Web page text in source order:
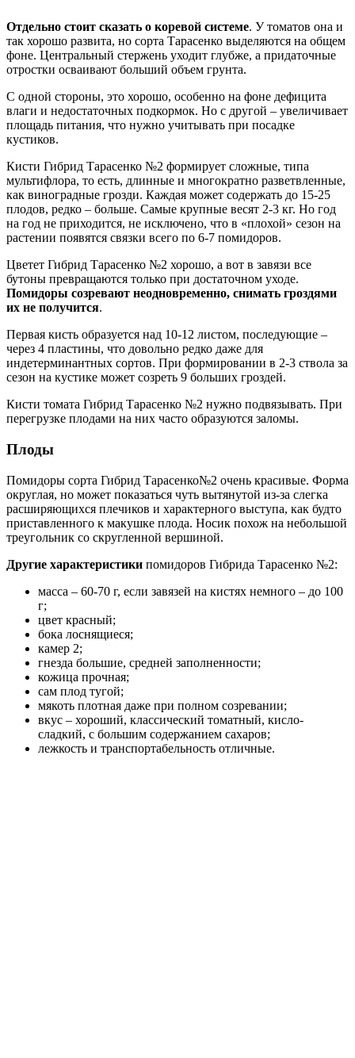
Отдельно стоит сказать о коревой системе. У томатов она и
так хорошо развита, но сорта Тарасенко выделяются на общем
фоне. Центральный стержень уходит глубже, а придаточные
отростки осваивают больший объем грунта.
С одной стороны, это хорошо, особенно на фоне дефицита
влаги и недостаточных подкормок. Но с другой – увеличивает
площадь питания, что нужно учитывать при посадке
кустиков.
Кисти Гибрид Тарасенко №2 формирует сложные, типа
мультифлора, то есть, длинные и многократно разветвленные,
как виноградные грозди. Каждая может содержать до 15-25
плодов, редко – больше. Самые крупные весят 2-3 кг. Но год
на год не приходится, не исключено, что в «плохой» сезон на
растении появятся связки всего по 6-7 помидоров.
Цветет Гибрид Тарасенко №2 хорошо, а вот в завязи все
бутоны превращаются только при достаточном уходе.
Помидоры созревают неодновременно, снимать гроздями
их не получится.
Первая кисть образуется над 10-12 листом, последующие –
через 4 пластины, что довольно редко даже для
индетерминантных сортов. При формировании в 2-3 ствола за
сезон на кустике может созреть 9 больших гроздей.
Кисти томата Гибрид Тарасенко №2 нужно подвязывать. При
перегрузке плодами на них часто образуются заломы.
Плоды
Помидоры сорта Гибрид Тарасенко№2 очень красивые. Форма
округлая, но может показаться чуть вытянутой из-за слегка
расширяющихся плечиков и характерного выступа, как будто
приставленного к макушке плода. Носик похож на небольшой
треугольник со скругленной вершиной.
Другие характеристики помидоров Гибрида Тарасенко №2:
масса – 60-70 г, если завязей на кистях немного – до 100
г;
цвет красный;
бока лоснящиеся;
камер 2;
гнезда большие, средней заполненности;
кожица прочная;
сам плод тугой;
мякоть плотная даже при полном созревании;
вкус – хороший, классический томатный, кисло-
сладкий, с большим содержанием сахаров;
лежкость и транспортабельность отличные.